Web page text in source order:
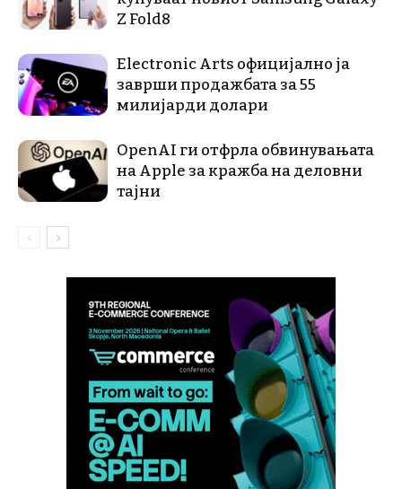
Z Fold8
Electronic Arts официјално ја
заврши продажбата за 55
милијарди долари
OpenAI ги отфрла обвинувањата
на Apple за кражба на деловни
тајни